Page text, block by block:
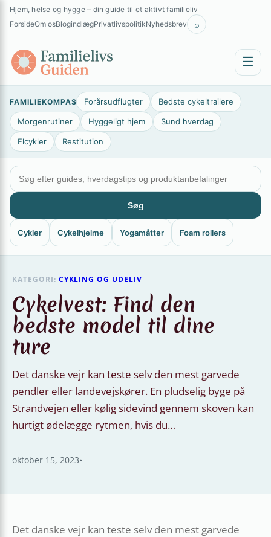
Spring
Hjem, helse og hygge – din guide til et aktivt familieliv
ForsideOm osBlogindlægPrivatlivspolitikNyhedsbrev ⌕
☰
FAMILIEKOMPAS Forårsudflugter Bedste cykeltrailere
Morgenrutiner Hyggeligt hjem Sund hverdag
Elcykler Restitution
Søg
Cykler Cykelhjelme Yogamåtter Foam rollers
KATEGORI: CYKLING OG UDELIV
Cykelvest: Find den
bedste model til dine
ture
Det danske vejr kan teste selv den mest garvede
pendler eller landevejskører. En pludselig byge på
Strandvejen eller kølig sidevind gennem skoven kan
hurtigt ødelægge rytmen, hvis du…
oktober 15, 2023•
Det danske vejr kan teste selv den mest garvede